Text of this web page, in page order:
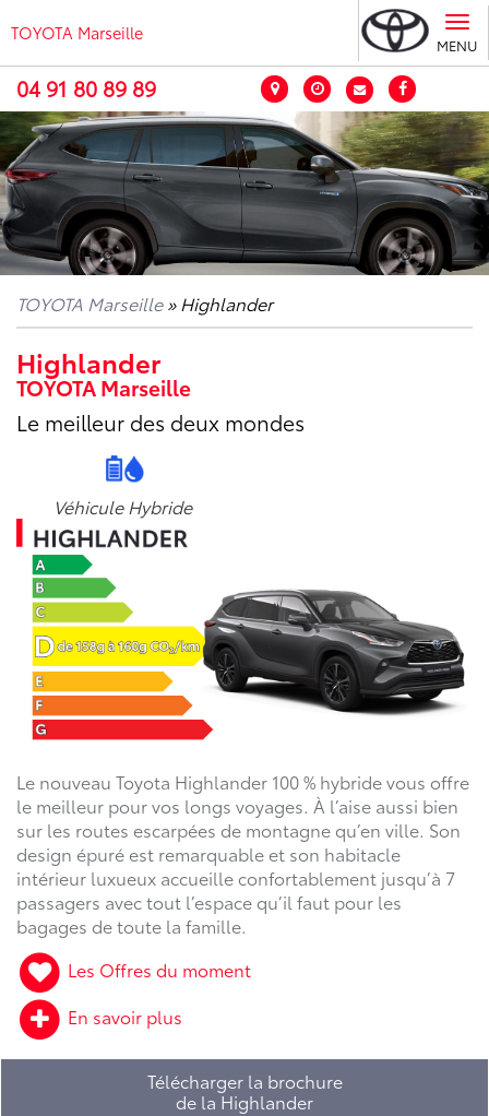
MENU
TOYOTA Marseille
04 91 80 89 89
TOYOTA Marseille» Highlander
Highlander
TOYOTA Marseille
Le meilleur des deux mondes
Véhicule Hybride
Le nouveau Toyota Highlander 100 % hybride vous offre
le meilleur pour vos longs voyages. À l’aise aussi bien
sur les routes escarpées de montagne qu’en ville. Son
design épuré est remarquable et son habitacle
intérieur luxueux accueille confortablement jusqu’à 7
passagers avec tout l’espace qu’il faut pour les
bagages de toute la famille.
Les Offres du moment
En savoir plus
Télécharger la brochure
de la Highlander